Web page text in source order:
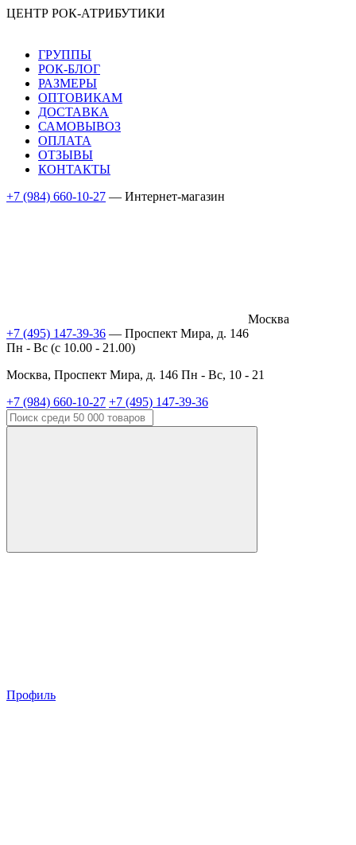
ЦЕНТР РОК-АТРИБУТИКИ
ГРУППЫ
РОК-БЛОГ
РАЗМЕРЫ
ОПТОВИКАМ
ДОСТАВКА
САМОВЫВОЗ
ОПЛАТА
ОТЗЫВЫ
КОНТАКТЫ
+7 (984) 660-10-27 — Интернет-магазин
Москва
+7 (495) 147-39-36 — Проспект Мира, д. 146
Пн - Вс (c 10.00 - 21.00)
Москва, Проспект Мира, д. 146 Пн - Вс, 10 - 21
+7 (984) 660-10-27 +7 (495) 147-39-36
Профиль